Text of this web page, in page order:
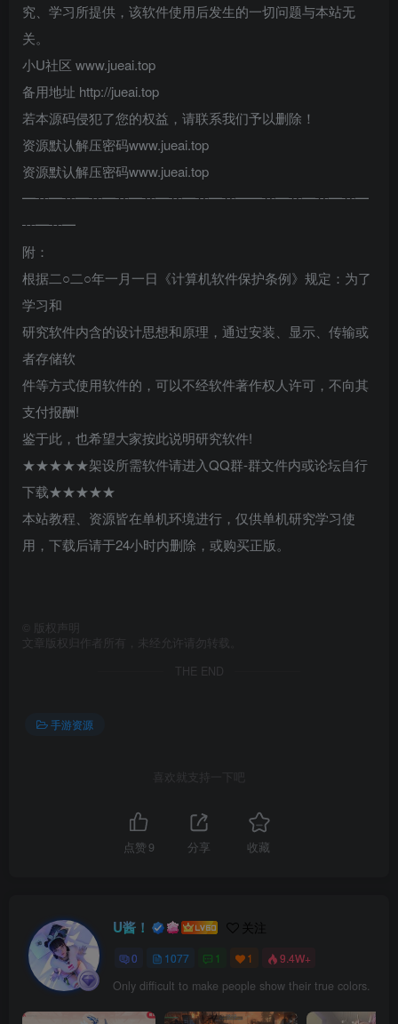
究、学习所提供，该软件使用后发生的一切问题与本站无
关。
小U社区 www.jueai.top
备用地址 http://jueai.top
若本源码侵犯了您的权益，请联系我们予以删除！
资源默认解压密码www.jueai.top
资源默认解压密码www.jueai.top
━┅━┅━┅━┅━┅━┅━┅━┅━━┅━┅━┅━┅━
┅━┅━
附：
根据二○二○年一月一日《计算机软件保护条例》规定：为了
学习和
研究软件内含的设计思想和原理，通过安装、显示、传输或
者存储软
件等方式使用软件的，可以不经软件著作权人许可，不向其
支付报酬!
鉴于此，也希望大家按此说明研究软件!
★★★★★架设所需软件请进入QQ群-群文件内或论坛自行
下载★★★★★
本站教程、资源皆在单机环境进行，仅供单机研究学习使
用，下载后请于24小时内删除，或购买正版。
版权声明
文章版权归作者所有，未经允许请勿转载。
THE END
手游资源
喜欢就支持一下吧
点赞 9 分享 收藏
U酱！ 关注
0 1077 1 1 9.4W+
Only difficult to make people show their true colors.